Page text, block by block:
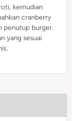
kemudian
cranberry
penutup burger.
yang sesuai